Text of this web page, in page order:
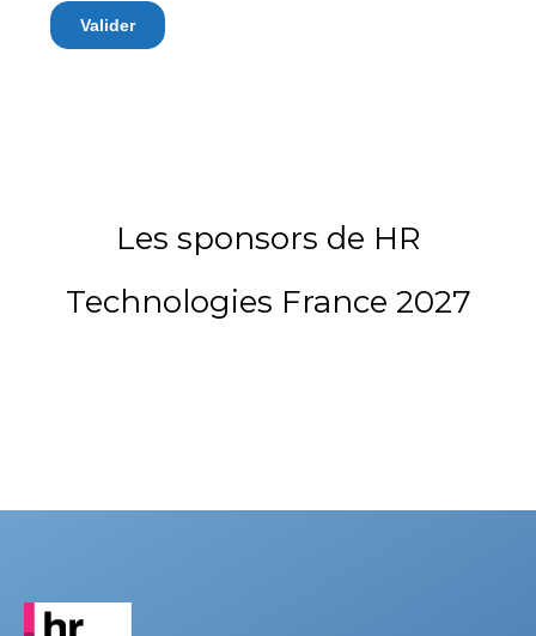
Les sponsors de HR
Technologies France 2027